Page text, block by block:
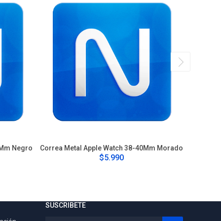
Negro Correa Metal Apple Watch 38-40Mm Morado
$5.990
SUSCRIBETE